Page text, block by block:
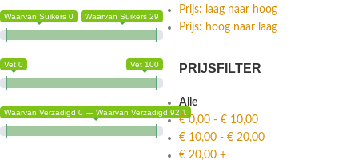
Waarvan Suikers 0 Waarvan Suikers 29
Vet 0 Vet 100
Waarvan Verzadigd 0 — Waarvan Verzadigd 92.1
Prijs: laag naar hoog
Prijs: hoog naar laag
PRIJSFILTER
Alle
€0,00 - € 10,00
€ 10,00 - € 20,00
€ 20,00 +